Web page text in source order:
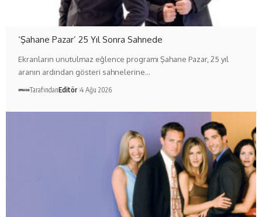
‘Şahane Pazar’ 25 Yıl Sonra Sahnede
Ekranların unutulmaz eğlence programı Şahane Pazar, 25 yıl
aranın ardından gösteri sahnelerine…
TarafındanEditör 4 Ağu 2026